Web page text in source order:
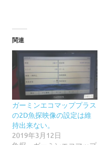
関連
ガーミンエコマッププラス
の2D魚探映像の設定は維
持出来ない。
2019年3月12日